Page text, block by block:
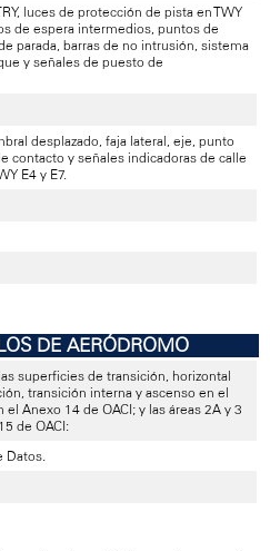
luces de protección de pista en TWY
de espera intermedios, puntos de
parada, barras de no intrusión, sistema
y señales de puesto de
desplazado, faja lateral, eje, punto
contacto y señales indicadoras de calle
E4 y E7.
DE AERÓDROMO
superficies de transición, horizontal
transición interna y ascenso en el
Anexo 14 de OACI; y las áreas 2A y 3
de OACI:
Datos.